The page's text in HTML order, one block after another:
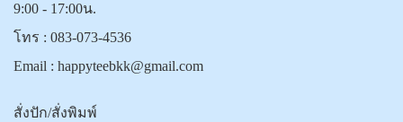
9:00 - 17:00น.
โทร : 083-073-4536
Email : happyteebkk@gmail.com
สั่งปัก/สั่งพิมพ์